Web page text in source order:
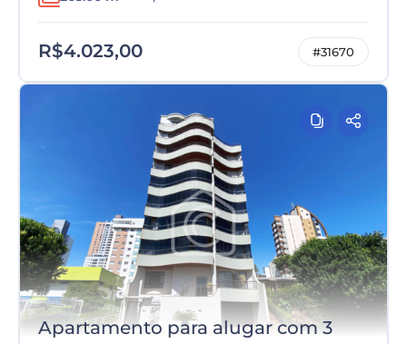
R$4.023,00 #31670
Apartamento para alugar com 3